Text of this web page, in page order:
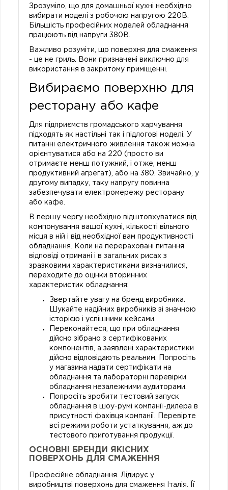
Зрозуміло, що для домашньої кухні необхідно
вибирати моделі з робочою напругою 220В.
Більшість професійних моделей обладнання
працюють від напруги 380В.
Важливо розуміти, що поверхня для смаження
- це не гриль. Вони призначені виключно для
використання в закритому приміщенні.
Вибираємо поверхню для
ресторану або кафе
Для підприємств громадського харчування
підходять як настільні так і підлогові моделі. У
питанні електричного живлення також можна
орієнтуватися або на 220 (просто ви
отримаєте менш потужний, і отже, менш
продуктивний агрегат), або на 380. Звичайно, у
другому випадку, таку напругу повинна
забезпечувати електромережу ресторану
або кафе.
В першу чергу необхідно відштовхуватися від
компонування вашої кухні, кількості вільного
місця в ній і від необхідної вам продуктивності
обладнання. Коли на перераховані питання
відповіді отримані і в загальних рисах з
зразковими характеристиками визначилися,
переходите до оцінки вторинних
характеристик обладнання:
Звертайте увагу на бренд виробника.
Шукайте надійних виробників зі значною
історією і успішними кейсами.
Переконайтеся, що при обладнання
дійсно зібрано з сертифікованих
компонентів, а заявлені характеристики
дійсно відповідають реальним. Попросіть
у магазина надати сертифікати на
обладнання та лабораторні перевірки
обладнання незалежними аудиторами.
Попросіть зробити тестовий запуск
обладнання в шоу-румі компанії-дилера в
присутності фахівця компанії. Перевірте
всі режими роботи устаткування, аж до
тестового приготування продукції.
ОСНОВНІ БРЕНДИ ЯКІСНИХ
ПОВЕРХОНЬ ДЛЯ СМАЖЕННЯ
Професійне обладнання. Лідирує у
виробництві поверхонь для смаження Італія. Її